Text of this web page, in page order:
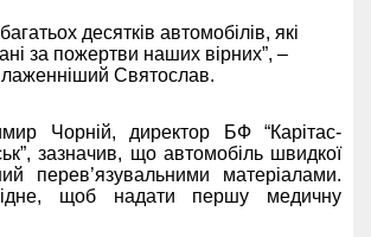
десятків автомобілів, які
за пожертви наших вірних”, –
Святослав.
Чорній, директор БФ “Карітас-
зазначив, що автомобіль швидкої
перев’язувальними матеріалами.
щоб надати першу медичну